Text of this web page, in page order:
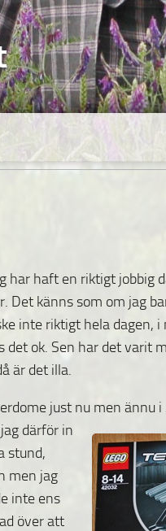
har haft en riktigt jobbig
Det känns som om jag
inte riktigt hela dagen,
ok. Sen har det varit
är det illa.
just nu men ännu
därför in
stund,
men jag
inte ens
över att